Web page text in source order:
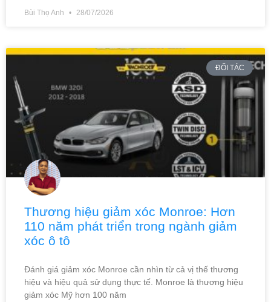
Bùi Thọ Anh 28/07/2026
ĐỐI TÁC
Thương hiệu giảm xóc Monroe: Hơn
110 năm phát triển trong ngành giảm
xóc ô tô
Đánh giá giảm xóc Monroe cần nhìn từ cả vị thế thương
hiệu và hiệu quả sử dụng thực tế. Monroe là thương hiệu
giảm xóc Mỹ hơn 100 năm